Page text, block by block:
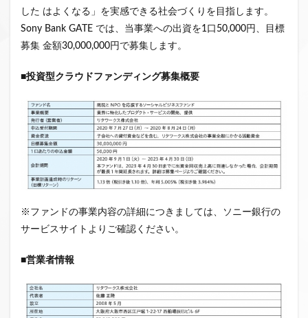
した はよくなる」を実感できる社会づくりを目指します。
Sony Bank GATE では、当事業への出資を1口50,000円、目標
募集 金額30,000,000円で募集します。
■投資型クラウドファンディング募集概要
※ファンドの事業内容の詳細につきましては、ソニー銀行の
サービスサイトよりご確認ください。
■営業者情報
不動産クラウドファンディング
株式投資型クラウドファンディング
グローシップ・パートナーズ CrowdShip Funding
特例事業 CrowdShip Lending ファンド募集開始
キャンペーン CrowdFunding Channel
ファンド型クラウドファンディング 法律理解
ソーシャルレンディング お役立ち情報 分配実績
登録受付開始
投資型クラウドファンディング
日本不動産クラウドファンディング協会